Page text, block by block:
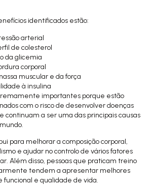
identificados estão:
arterial
de colesterol
da glicemia
corporal
muscular e da força
à insulina
importantes porque estão
com o risco de desenvolver doenças
continuam a ser uma das principais causas
para melhorar a composição corporal,
e ajudar no controlo de vários fatores
Além disso, pessoas que praticam treino
tendem a apresentar melhores
funcional e qualidade de vida.